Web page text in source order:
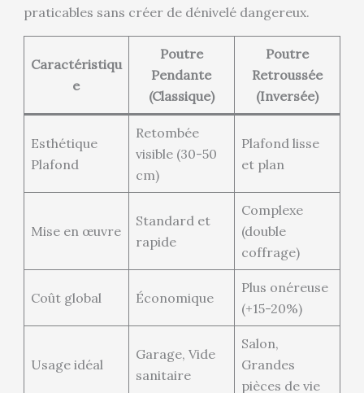
praticables sans créer de dénivelé dangereux.
Caractéristiqu
e
Poutre
Pendante
(Classique)
Poutre
Retroussée
(Inversée)
Esthétique
Plafond
Retombée
visible (30-50
cm)
Plafond lisse
et plan
Mise en œuvre
Standard et
rapide
Complexe
(double
coffrage)
Coût global Économique
Plus onéreuse
(+15-20%)
Usage idéal
Garage, Vide
sanitaire
Salon,
Grandes
pièces de vie